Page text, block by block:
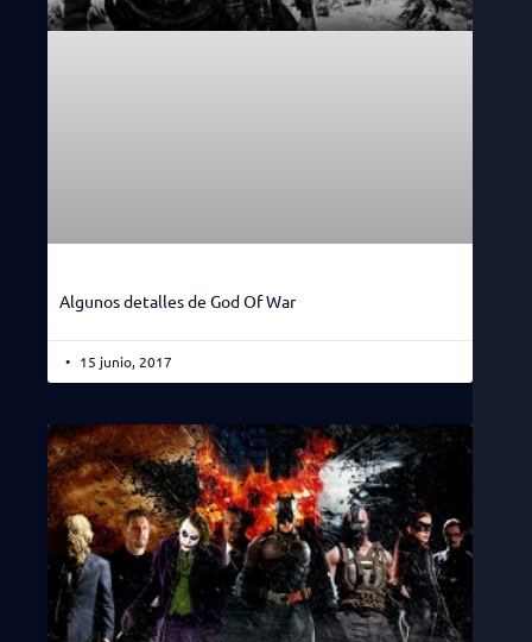
Algunos detalles de God Of War
15 junio, 2017